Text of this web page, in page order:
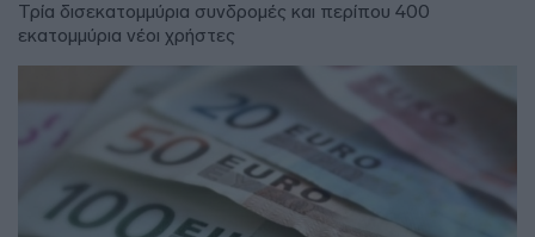
Τρία δισεκατομμύρια συνδρομές και περίπου 400
εκατομμύρια νέοι χρήστες